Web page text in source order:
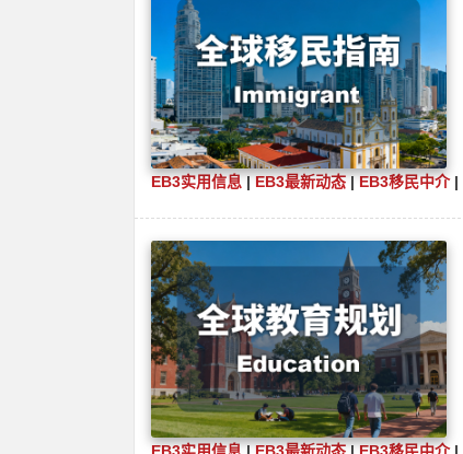
EB3实用信息|EB3最新动态|EB3移民中介|